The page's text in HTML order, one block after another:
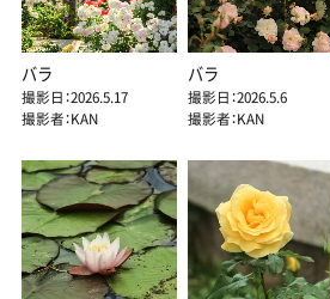
バラ
撮影日：2026.5.17
撮影者：KAN
バラ
撮影日：2026.5.6
撮影者：KAN